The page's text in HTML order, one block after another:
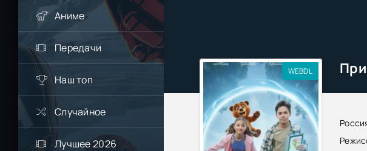
Аниме
Передачи
Наш топ
Случайное
Лучшее 2026
WEBDL